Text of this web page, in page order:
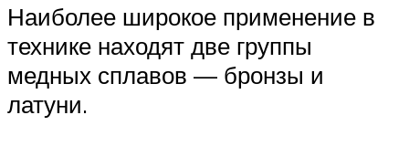
Наиболее широкое применение в
технике находят две группы
медных сплавов — бронзы и
латуни.